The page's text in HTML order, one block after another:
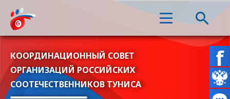
КООРДИНАЦИОННЫЙ СОВЕТ
ОРГАНИЗАЦИЙ РОССИЙСКИХ
СООТЕЧЕСТВЕННИКОВ ТУНИСА